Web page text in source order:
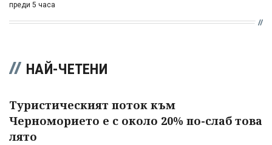
преди 5 часа
НАЙ-ЧЕТЕНИ
Туристическият поток към
Черноморието е с около 20% по-слаб това
лято